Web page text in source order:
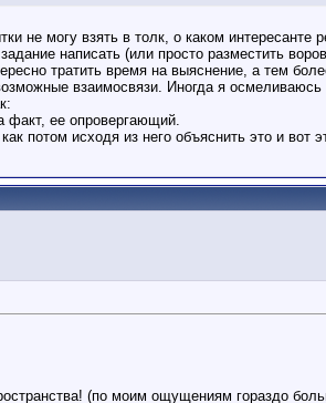
не могу взять в толк, о каком интересанте
написать (или просто разместить
тратить время на выяснение, а тем
взаимосвязи. Иногда я
факт, ее опровергающий.
потом исходя из него объяснить это и вот
(по моим ощущениям гораздо